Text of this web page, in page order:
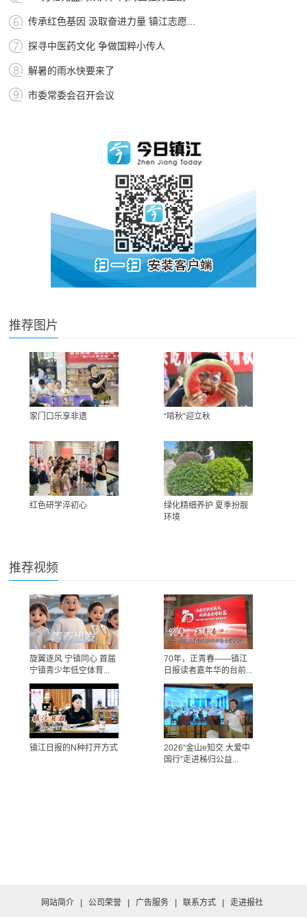
传承红色基因 汲取奋进力量 镇江志愿...
探寻中医药文化 争做国粹小传人
解暑的雨水快要来了
市委常委会召开会议
推荐图片
家门口乐享非遗 “啃秋”迎立秋
红色研学淬初心
绿化精细养护 夏季扮靓
环境
推荐视频
旋翼逐风 宁镇同心 首届
宁镇青少年低空体育...
70年，正青春——镇江
日报读者嘉年华的台前...
镇江日报的N种打开方式
2026“金山e知交 大爱中
国行”走进秭归公益...
网站简介 | 公司荣誉 | 广告服务 | 联系方式 | 走进报社